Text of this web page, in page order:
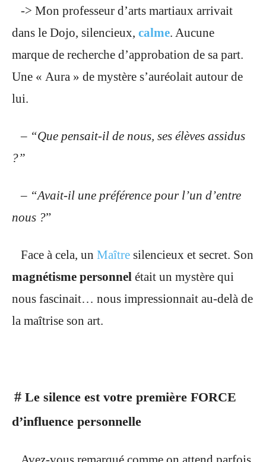
-> Mon professeur d’arts martiaux arrivait
dans le Dojo, silencieux, calme. Aucune
marque de recherche d’approbation de sa part.
Une « Aura » de mystère s’auréolait autour de
lui.
– “Que pensait-il de nous, ses élèves assidus
?”
– “Avait-il une préférence pour l’un d’entre
nous ?”
Face à cela, un Maître silencieux et secret. Son
magnétisme personnel était un mystère qui
nous fascinait… nous impressionnait au-delà de
la maîtrise son art.
# Le silence est votre première FORCE
d’influence personnelle